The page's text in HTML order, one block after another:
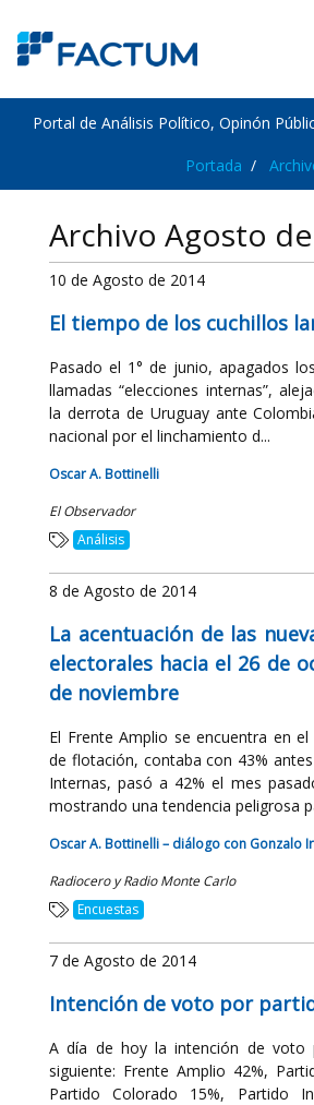
Portal de Análisis Político, Opinón
Portada
Archivo Agosto
10 de Agosto de 2014
El tiempo de los cuchillos
Pasado el 1° de junio, apagados
llamadas “elecciones internas”,
la derrota de Uruguay ante
nacional por el linchamiento d...
Oscar A. Bottinelli
El Observador
Análisis
8 de Agosto de 2014
La acentuación de las
electorales hacia el 26 de
de noviembre
El Frente Amplio se encuentra en
de flotación, contaba con 43%
Internas, pasó a 42% el mes
mostrando una tendencia peligrosa
Oscar A. Bottinelli – diálogo con Gonzalo
Radiocero y Radio Monte Carlo
Encuestas
7 de Agosto de 2014
Intención de voto por
A día de hoy la intención de voto
siguiente: Frente Amplio 42%,
Partido Colorado 15%, Partido